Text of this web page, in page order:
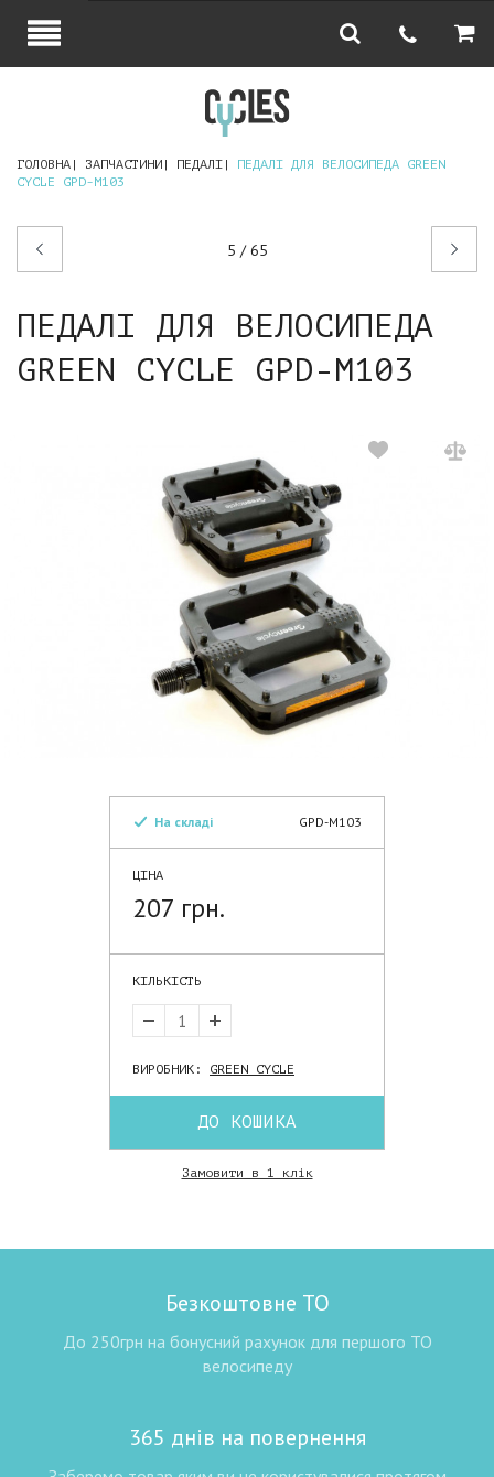
ГОЛОВНА ЗАПЧАСТИНИ ПЕДАЛІ
ПЕДАЛІ ДЛЯ ВЕЛОСИПЕДА GREEN
CYCLE GPD-M103
5 / 65
Наступний
ПЕДАЛІ ДЛЯ ВЕЛОСИПЕДА
GREEN CYCLE GPD-M103
На складі GPD-M103
ЦІНА
207 грн.
КІЛЬКІСТЬ
ВИРОБНИК: GREEN CYCLE
ДО КОШИКА
Замовити в 1 клік
Безкоштовне ТО
До 250грн на бонусний рахунок для першого ТО
велосипеду
365 днів на повернення